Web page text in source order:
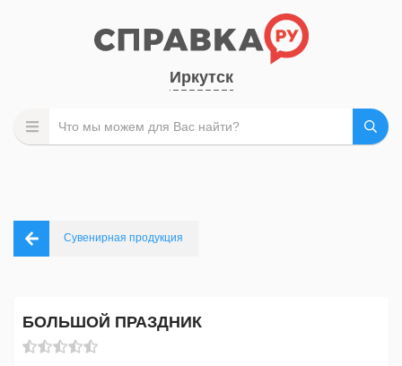
Иркутск
Сувенирная продукция
БОЛЬШОЙ ПРАЗДНИК